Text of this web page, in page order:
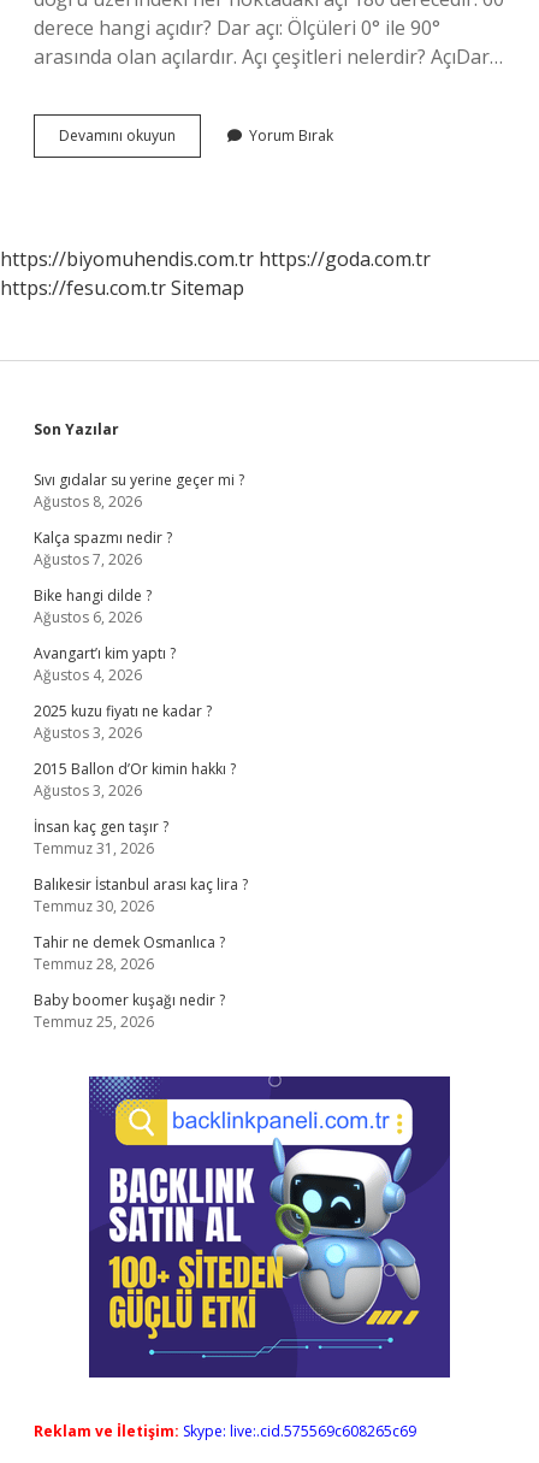
derece hangi açıdır? Dar açı: Ölçüleri 0° ile 90°
arasında olan açılardır. Açı çeşitleri nelerdir? AçıDar…
Devamını okuyun
Derece
Yorum Bırak
https://biyomuhendis.com.tr https://goda.com.tr
https://fesu.com.trSitemap
Sidebar
Son Yazılar
Sıvı gıdalar su yerine geçer mi ?
Ağustos 8, 2026
Kalça spazmı nedir ?
Ağustos 7, 2026
Bike hangi dilde ?
Ağustos 6, 2026
Avangart’ı kim yaptı ?
Ağustos 4, 2026
2025 kuzu fiyatı ne kadar ?
Ağustos 3, 2026
2015 Ballon d’Or kimin hakkı ?
Ağustos 3, 2026
İnsan kaç gen taşır ?
Temmuz 31, 2026
Balıkesir İstanbul arası kaç lira ?
Temmuz 30, 2026
Tahir ne demek Osmanlıca ?
Temmuz 28, 2026
Baby boomer kuşağı nedir ?
Temmuz 25, 2026
Reklam ve İletişim: Skype: live:.cid.575569c608265c69